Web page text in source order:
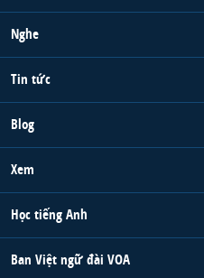
Nghe
Tin tức
Blog
Xem
Học tiếng Anh
Ban Việt ngữ đài VOA